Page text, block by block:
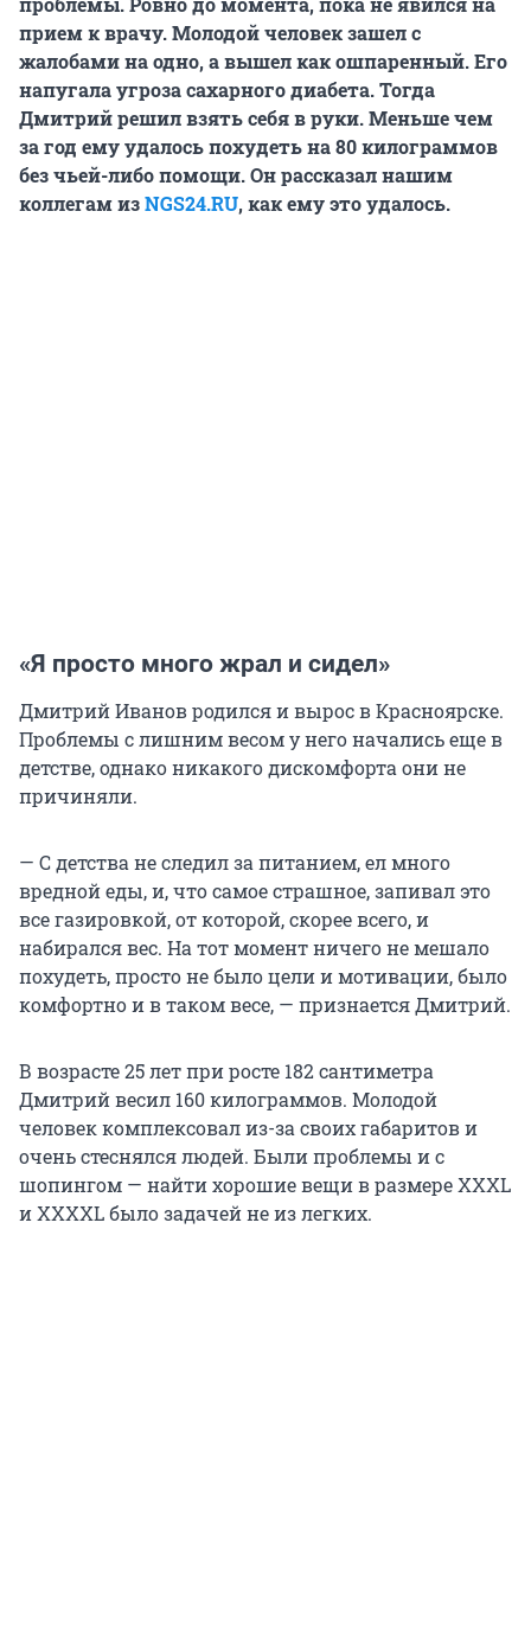
прием к врачу. Молодой человек зашел с
жалобами на одно, а вышел как ошпаренный. Его
напугала угроза сахарного диабета. Тогда
Дмитрий решил взять себя в руки. Меньше чем
за год ему удалось похудеть на 80 килограммов
без чьей-либо помощи. Он рассказал нашим
коллегам изNGS24.RU, как ему это удалось.
«Я просто много жрал и сидел»
Дмитрий Иванов родился и вырос в Красноярске.
Проблемы с лишним весом у него начались еще в
детстве, однако никакого дискомфорта они не
причиняли.
— С детства не следил за питанием, ел много
вредной еды, и, что самое страшное, запивал это
все газировкой, от которой, скорее всего, и
набирался вес. На тот момент ничего не мешало
похудеть, просто не было цели и мотивации, было
комфортно и в таком весе, — признается Дмитрий.
В возрасте 25 лет при росте 182 сантиметра
Дмитрий весил 160 килограммов. Молодой
человек комплексовал из-за своих габаритов и
очень стеснялся людей. Были проблемы и с
шопингом — найти хорошие вещи в размере XXXL
и XXXXL было задачей не из легких.